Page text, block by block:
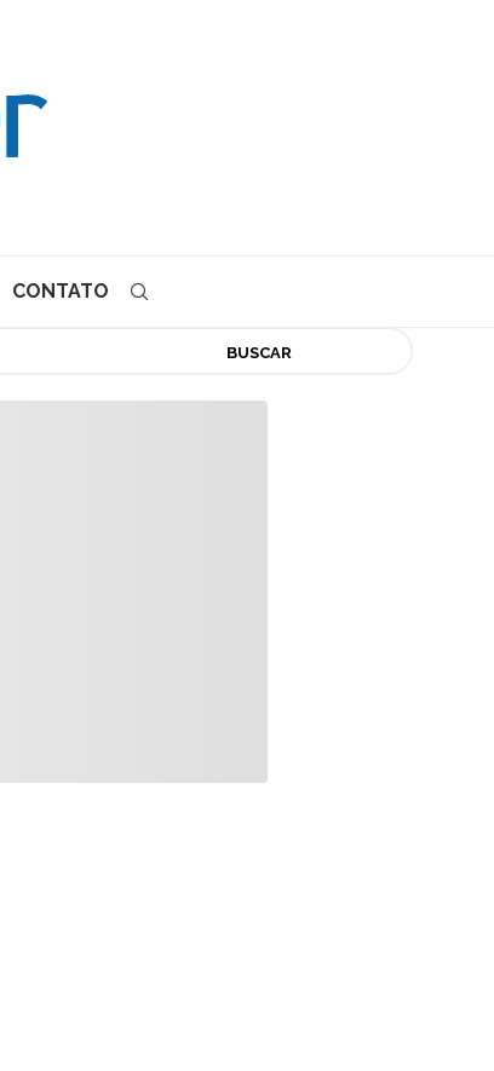
CONTATO
BUSCAR